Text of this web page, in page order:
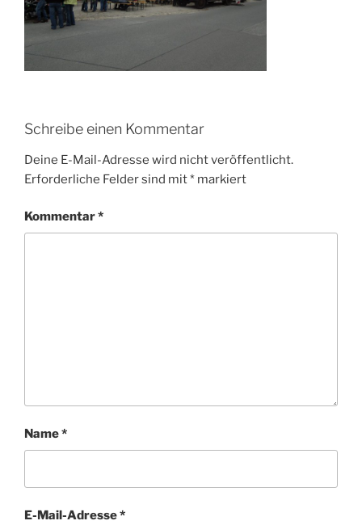
Schreibe einen Kommentar
Deine E-Mail-Adresse wird nicht veröffentlicht.
Erforderliche Felder sind mit* markiert
Kommentar*
Name*
E-Mail-Adresse*